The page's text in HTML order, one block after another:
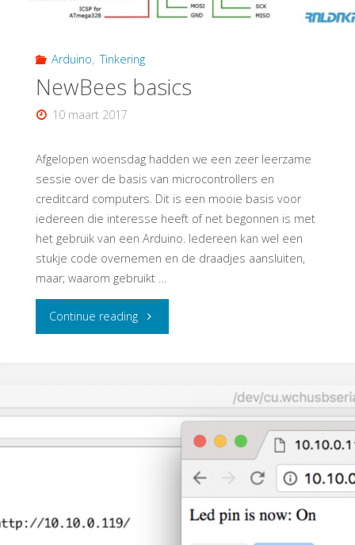
Arduino, Tinkering
NewBees basics
10 maart 2017
Afgelopen woensdag hadden we een zeer leerzame
sessie over de basis van microcontrollers en
creditcard computers. Dit is een mooie basis voor
iedereen die interesse heeft of net begonnen is met
het gebruik van een Arduino. Iedereen kan wel een
stukje code overnemen en de draadjes aansluiten,
maar; waarom gebruikt …
Continue reading"NewBees